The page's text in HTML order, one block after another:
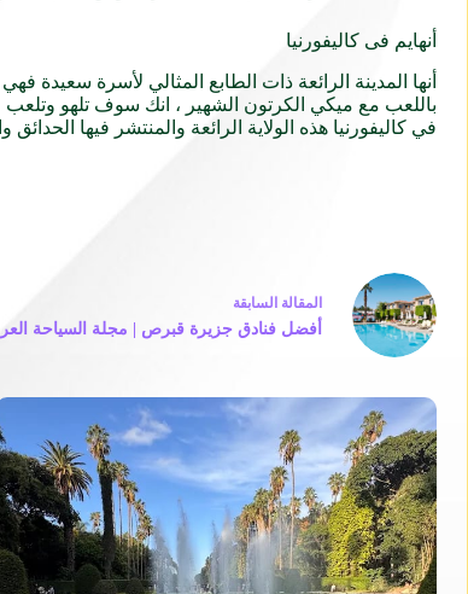
أنهايم فى كاليفورنيا
أنها المدينة الرائعة ذات الطابع المثالي لأسرة سعيدة
باللعب مع ميكي الكرتون الشهير ، انك سوف تلهو وتلعب
في كاليفورنيا هذه الولاية الرائعة والمنتشر فيها
المقالة السابقة
أفضل فنادق جزيرة قبرص | مجلة السياحة